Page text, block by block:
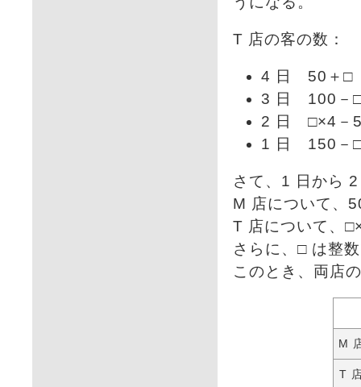
T 店の客の数：
4 日 50＋□
3 日 100－
2 日 □×4－
1 日 150－
さて、1 日から
M 店について、
T 店について、
さらに、□ は整
このとき、両店
M
T